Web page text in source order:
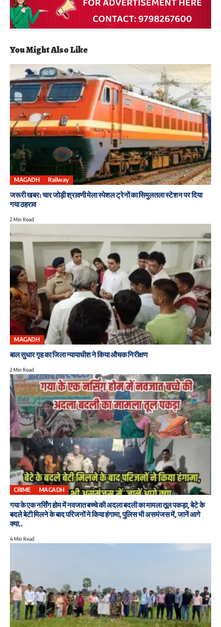
You Might Also Like
MAGADH Railway
जरूरी खबर: चार जोड़ी श्रावणी मेला स्पेशल ट्रेनों का सिमुलतला स्टेशन पर दिया
गया ठहराव
2 Min Read
MAGADH
बाल सुधार गृह का जिला न्यायाधीश ने किया औचक निरीक्षण
2 Min Read
CRIME MAGADH
गया के एक नर्सिंग होम में नवजात बच्चे की अदला बदली का मामला तूल पकड़ा, बेटे के
बदले बेटी मिलने के बाद परिजनों ने किया हंगामा, पुलिस भी असमंजस में, जानें आगे
क्या..
4 Min Read